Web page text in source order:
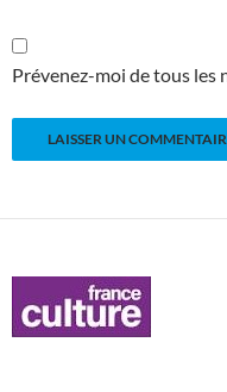
Prévenez-moi de tous les